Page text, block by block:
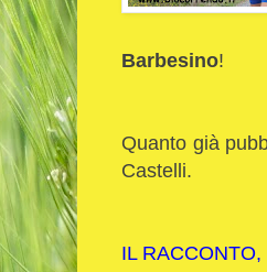
Barbesino!
Quanto già
Castelli.
IL